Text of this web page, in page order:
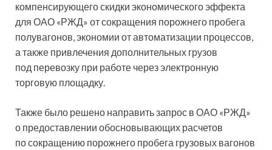
компенсирующего скидки экономического эффекта
для ОАО «РЖД» от сокращения порожнего пробега
полувагонов, экономии от автоматизации процессов,
а также привлечения дополнительных грузов
под перевозку при работе через электронную
торговую площадку.
Также было решено направить запрос в ОАО «РЖД»
о предоставлении обосновывающих расчетов
по сокращению порожнего пробега грузовых вагонов